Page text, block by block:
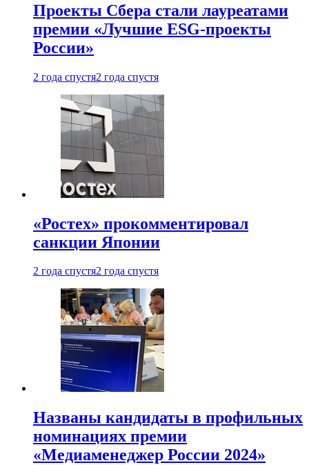
Проекты Сбера стали лауреатами
премии «Лучшие ESG-проекты
России»
2 года спустя2 года спустя
«Ростех» прокомментировал
санкции Японии
2 года спустя2 года спустя
Названы кандидаты в профильных
номинациях премии
«Медиаменеджер России 2024»